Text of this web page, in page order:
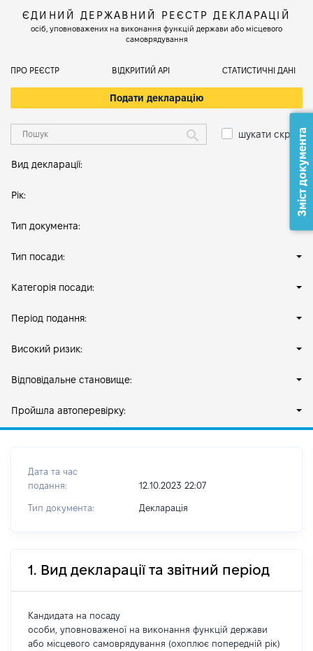
ЄДИНИЙ ДЕРЖАВНИЙ РЕЄСТР ДЕКЛАРАЦІЙ
осіб, уповноважених на виконання функцій держави або місцевого
самоврядування
ПРО РЕЄСТР ВІДКРИТИЙ АРІ СТАТИСТИЧНІ ДАНІ
Подати декларацію
шукати скрізь
Вид декларації:
Рік:
Тип документа:
Тип посади:
Категорія посади:
Період подання:
Високий ризик:
Відповідальне становище:
Пройшла автоперевірку:
Дата та час
подання:
12.10.2023 22:07
Тип документа: Декларація
1. Вид декларації та звітний період
Кандидата на посаду
особи, уповноваженої на виконання функцій держави
або місцевого самоврядування (охоплює попередній рік)
Зміст документа